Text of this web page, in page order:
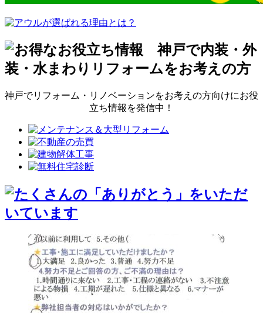
神戸でリフォーム・リノベーションをお考えの方向けにお役
立ち情報を発信中！